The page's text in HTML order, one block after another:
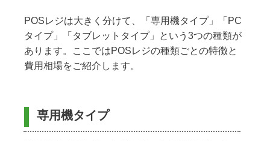
POSレジは大きく分けて、「専用機タイプ」「PC
タイプ」「タブレットタイプ」という3つの種類が
あります。ここではPOSレジの種類ごとの特徴と
費用相場をご紹介します。
専用機タイプ